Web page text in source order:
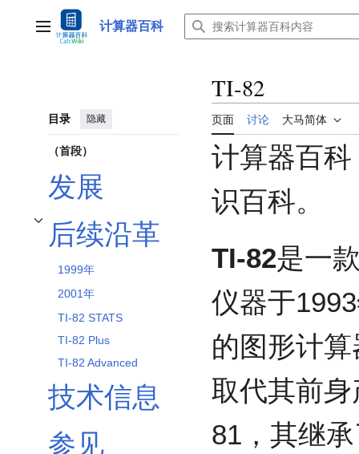
主菜单 计算器百科
目录 隐藏
（首段）
发展
后续沿革
开关后续沿革子章节
1999年
2001年
TI-82 STATS
TI-82 Plus
TI-82 Advanced
技术信息
参见
TI-82
页面 讨论 大马简体
计算器百
识百科。
TI-82是一
仪器于
的图形计
取代其前
81，其继